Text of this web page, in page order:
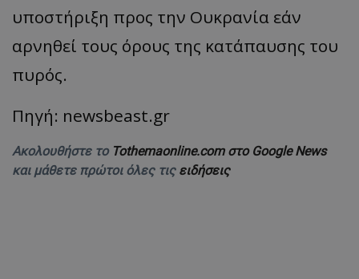
υποστήριξη προς την Ουκρανία εάν
αρνηθεί τους όρους της κατάπαυσης του
πυρός.
Πηγή: newsbeast.gr
Ακολουθήστε το Tothemaonline.com στο Google News
και μάθετε πρώτοι όλες τις ειδήσεις